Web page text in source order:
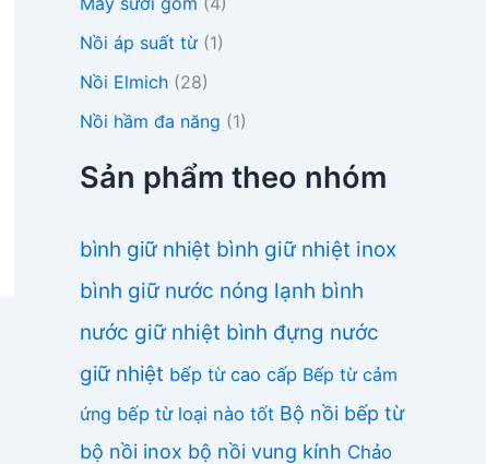
Nồi áp suất từ (1)
Nồi Elmich (28)
Nồi hầm đa năng (1)
Sản phẩm theo nhóm
bình giữ nhiệt bình giữ nhiệt inox
bình giữ nước nóng lạnh bình
nước giữ nhiệt bình đựng nước
giữ nhiệt bếp từ cao cấp Bếp từ cảm
ứng bếp từ loại nào tốt Bộ nồi bếp từ
bộ nồi inox bộ nồi vung kính Chảo